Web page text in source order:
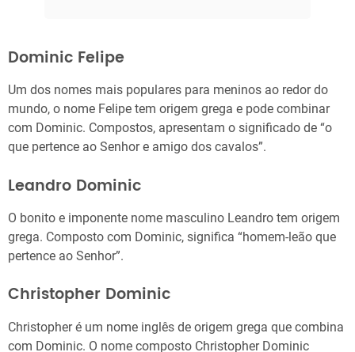
Dominic Felipe
Um dos nomes mais populares para meninos ao redor do
mundo, o nome Felipe tem origem grega e pode combinar
com Dominic. Compostos, apresentam o significado de “o
que pertence ao Senhor e amigo dos cavalos”.
Leandro Dominic
O bonito e imponente nome masculino Leandro tem origem
grega. Composto com Dominic, significa “homem-leão que
pertence ao Senhor”.
Christopher Dominic
Christopher é um nome inglês de origem grega que combina
com Dominic. O nome composto Christopher Dominic